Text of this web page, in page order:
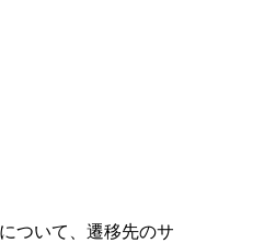
ついて、遷移先のサ